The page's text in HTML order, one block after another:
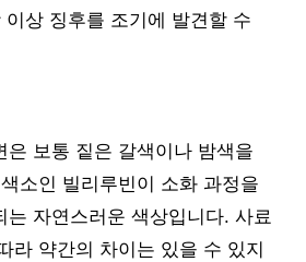
상 징후를 조기에 발견할 수
은 보통 짙은 갈색이나 밤색을
소인 빌리루빈이 소화 과정을
는 자연스러운 색상입니다. 사료
라 약간의 차이는 있을 수 있지